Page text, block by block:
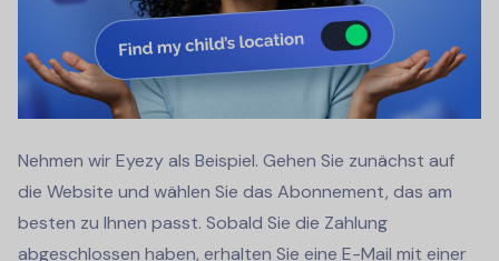
Nehmen wir Eyezy als Beispiel. Gehen Sie zunächst auf
die Website und wählen Sie das Abonnement, das am
besten zu Ihnen passt. Sobald Sie die Zahlung
abgeschlossen haben, erhalten Sie eine E-Mail mit einer